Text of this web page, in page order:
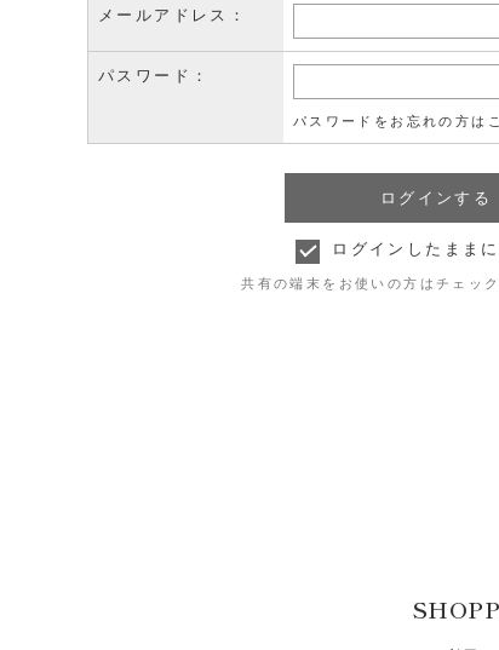
メールアドレス：
パスワード：
パスワードをお忘れの方は
ログインしたまま
共有の端末をお使いの方はチェッ